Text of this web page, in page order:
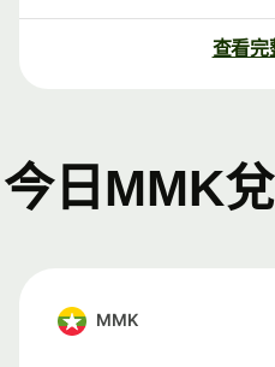
查看完
今日MMK
MMK